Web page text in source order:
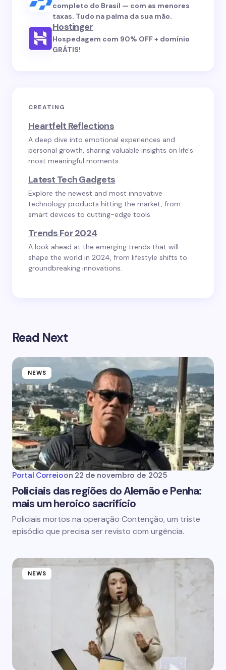
completo do Brasil — com as menores
taxas. Tudo na palma da sua mão.
Hostinger
Hospedagem com 90% OFF + domínio
GRÁTIS!
CREATING
Heartfelt Reflections
A deep dive into emotional experiences and
personal growth, sharing valuable insights on life's
most meaningful moments.
Latest Tech Gadgets
Explore the newest and most innovative
technology products hitting the market, from
smart devices to cutting-edge tools.
Trends For 2024
A look ahead at the emerging trends that will
shape the world in 2024, from lifestyle shifts to
groundbreaking innovations.
Read Next
NEWS
Portal Correioon 22 de novembro de 2025
Policiais das regiões do Alemão e Penha:
mais um heroico sacrifício
Policiais mortos na operação Contenção, um triste
episódio que precisa ser revisto com urgência.
NEWS